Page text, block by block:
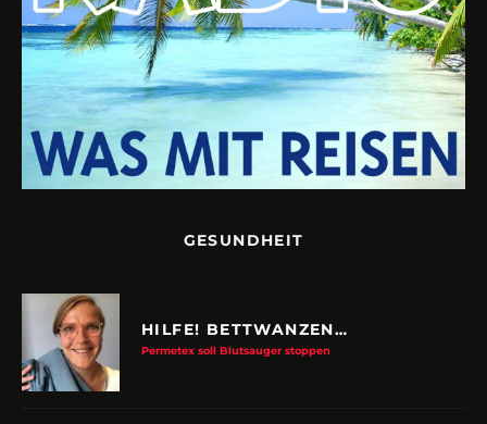
GESUNDHEIT
HILFE! BETTWANZEN…
Permetex soll Blutsauger stoppen